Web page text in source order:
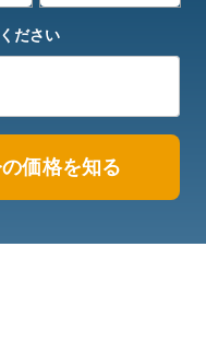
ださい
価格を知る